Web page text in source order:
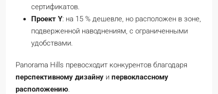
сертификатов.
Проект Y: на 15 % дешевле, но расположен в зоне,
подверженной наводнениям, с ограниченными
удобствами.
Panorama Hills превосходит конкурентов благодаря
перспективному дизайну и первоклассному
расположению